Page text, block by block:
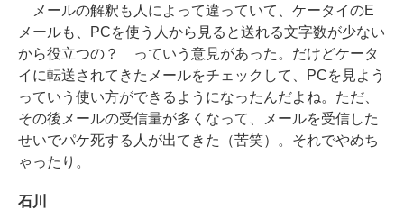
メールの解釈も人によって違っていて、ケータイのE
メールも、PCを使う人から見ると送れる文字数が少ない
から役立つの？ っていう意見があった。だけどケータ
イに転送されてきたメールをチェックして、PCを見よう
っていう使い方ができるようになったんだよね。ただ、
その後メールの受信量が多くなって、メールを受信した
せいでパケ死する人が出てきた（苦笑）。それでやめち
ゃったり。
石川